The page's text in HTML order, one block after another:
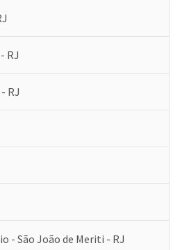
RJ
RJ
- São João de Meriti - RJ